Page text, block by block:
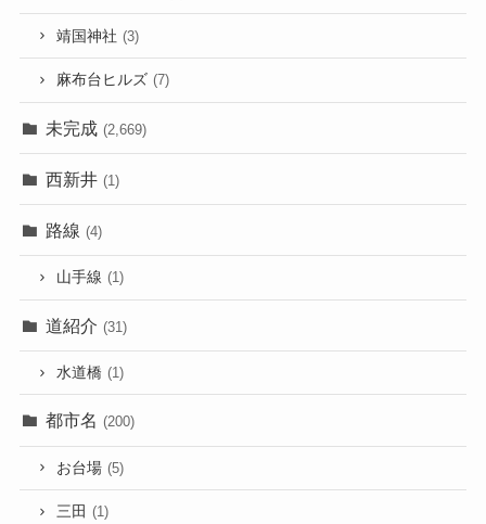
靖国神社 (3)
麻布台ヒルズ (7)
未完成 (2,669)
西新井 (1)
路線 (4)
山手線 (1)
道紹介 (31)
水道橋 (1)
都市名 (200)
お台場 (5)
三田 (1)